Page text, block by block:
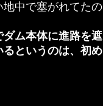
中で塞がれてたの
ム本体に進路を遮
というのは、初め